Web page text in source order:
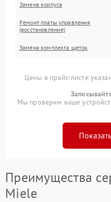
Замена корпуса
Ремонт платы управления
(восстановление)
Замена комплекта щеток
Цены в прайс-листе
Мы проверим ваше
Преимущества
Miele